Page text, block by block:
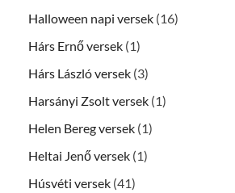
Halloween napi versek (16)
Hárs Ernő versek (1)
Hárs László versek (3)
Harsányi Zsolt versek (1)
Helen Bereg versek (1)
Heltai Jenő versek (1)
Húsvéti versek (41)